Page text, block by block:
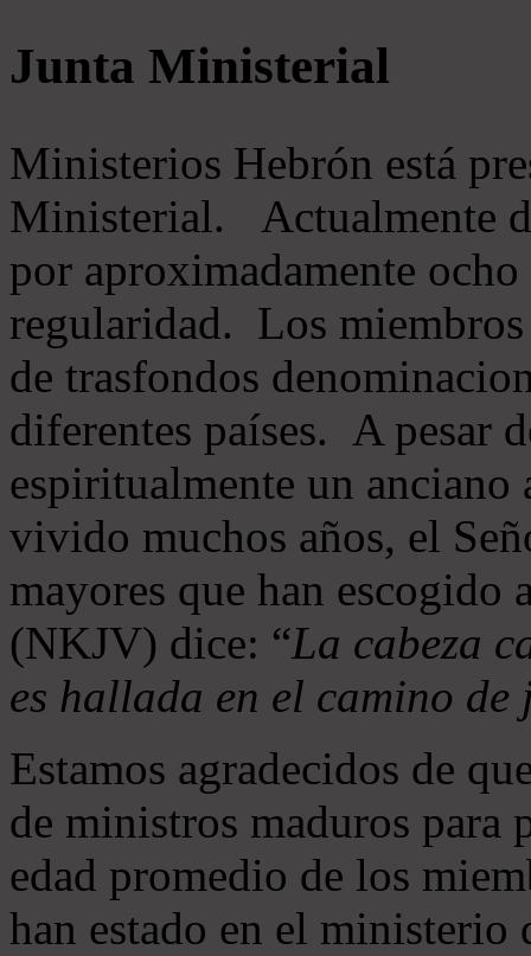
Junta Ministerial
Ministerios Hebrón está
Ministerial. Actualmente
por aproximadamente
regularidad. Los
de trasfondos
diferentes países. A pesar
espiritualmente un
vivido muchos años, el
mayores que han
(NKJV) dice: “La cabeza
es hallada en el camino de
Estamos agradecidos de
de ministros maduros
edad promedio de los
han estado en el ministerio